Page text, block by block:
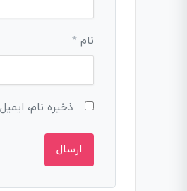
نام *
ذخیره نام،